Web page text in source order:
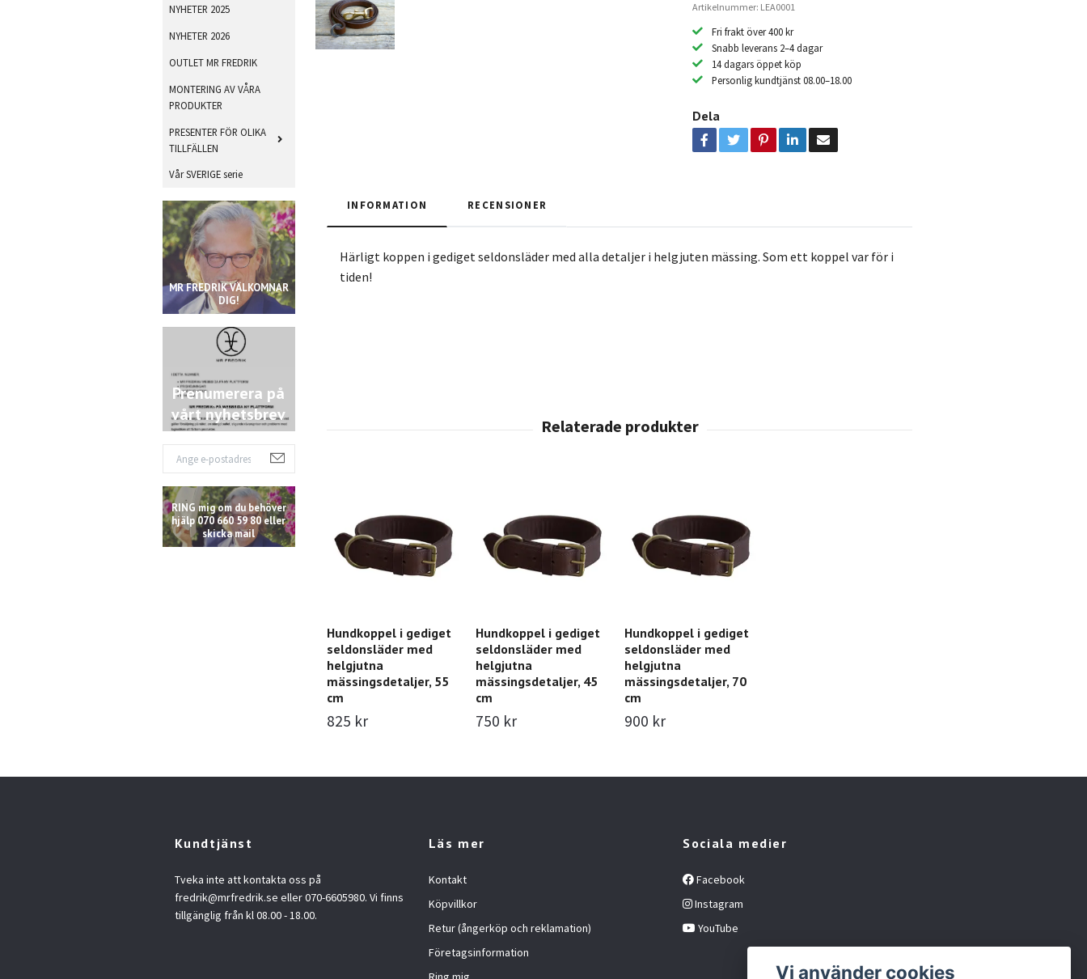
NYHETER 2025
NYHETER 2026
OUTLET MR FREDRIK
MONTERING AV VÅRA
PRODUKTER
PRESENTER FÖR OLIKA
TILLFÄLLEN
Vår SVERIGE serie
MR FREDRIK VÄLKOMNAR
DIG!
Prenumerera på
vårt nyhetsbrev
RING mig om du behöver
hjälp 070 660 59 80 eller
skicka mail
Artikelnummer: LEA0001
Fri frakt över 400 kr
Snabb leverans 2–4 dagar
14 dagars öppet köp
Personlig kundtjänst 08.00–18.00
Dela
INFORMATION RECENSIONER
Härligt koppen i gediget seldonsläder med alla detaljer i helgjuten mässing. Som ett koppel var för i
tiden!
Hundkoppel i gediget
seldonsläder med
helgjutna
mässingsdetaljer, 55
cm
825 kr
Hundkoppel i gediget
seldonsläder med
helgjutna
mässingsdetaljer, 45
cm
750 kr
Hundkoppel i gediget
seldonsläder med
helgjutna
mässingsdetaljer, 70
cm
900 kr
Kundtjänst
Tveka inte att kontakta oss på
fredrik@mrfredrik.se eller 070-6605980. Vi finns
tillgänglig från kl 08.00 - 18.00.
Läs mer
Kontakt
Köpvillkor
Retur (ångerköp och reklamation)
Företagsinformation
Sociala medier
Facebook
Instagram
YouTube
Vi använder cookies